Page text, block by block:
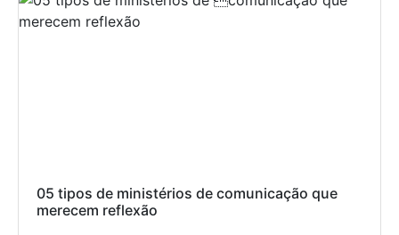
05 tipos de ministérios de comunicação que
merecem reflexão